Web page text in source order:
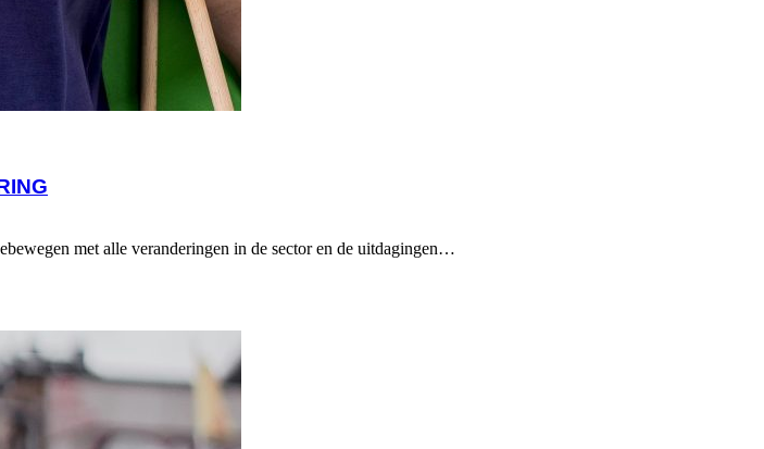
met alle veranderingen in de sector en de uitdagingen…